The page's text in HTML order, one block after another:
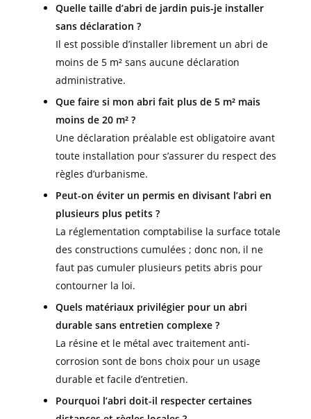
Quelle taille d’abri de jardin puis-je installer
sans déclaration ?
Il est possible d’installer librement un abri de
moins de 5 m² sans aucune déclaration
administrative.
Que faire si mon abri fait plus de 5 m² mais
moins de 20 m² ?
Une déclaration préalable est obligatoire avant
toute installation pour s’assurer du respect des
règles d’urbanisme.
Peut-on éviter un permis en divisant l’abri en
plusieurs plus petits ?
La réglementation comptabilise la surface totale
des constructions cumulées ; donc non, il ne
faut pas cumuler plusieurs petits abris pour
contourner la loi.
Quels matériaux privilégier pour un abri
durable sans entretien complexe ?
La résine et le métal avec traitement anti-
corrosion sont de bons choix pour un usage
durable et facile d’entretien.
Pourquoi l’abri doit-il respecter certaines